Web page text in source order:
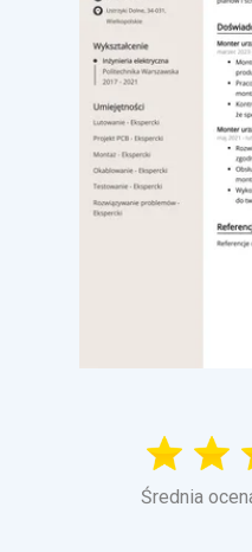
Średnia